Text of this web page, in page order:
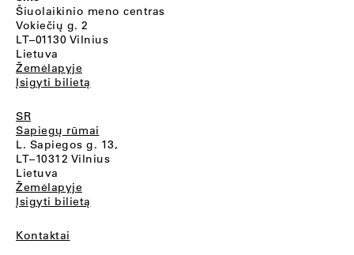
Šiuolaikinio meno centras
Vokiečių g. 2
LT–01130 Vilnius
Lietuva
Žemėlapyje
Įsigyti bilietą
SR
Sapiegų rūmai
L. Sapiegos g. 13,
LT–10312 Vilnius
Lietuva
Žemėlapyje
Įsigyti bilietą
Kontaktai